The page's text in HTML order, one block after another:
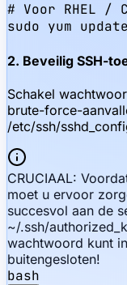
# Voor RHEL /
sudo yum
2. Beveilig SSH-
Schakel
brute-force-
/etc/ssh/
CRUCIAAL:
moet u ervoor
succesvol aan de
~/.ssh/
wachtwoord kunt
buitengesloten!
bash